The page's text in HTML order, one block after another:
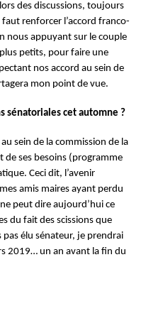
des discussions, toujours
faut renforcer l’accord franco-
nous appuyant sur le couple
petits, pour faire une
nos accord au sein de
mon point de vue.
sénatoriales cet automne ?
sein de la commission de la
de ses besoins (programme
Ceci dit, l’avenir
amis maires ayant perdu
peut dire aujourd’hui ce
du fait des scissions que
pas élu sénateur, je prendrai
2019… un an avant la fin du